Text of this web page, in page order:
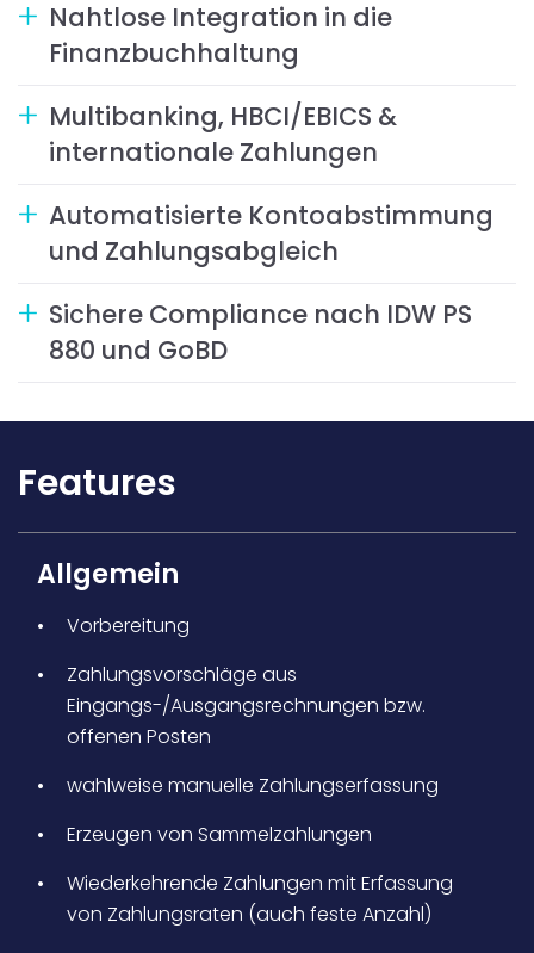
Nahtlose Integration in die
Finanzbuchhaltung
Multibanking, HBCI/EBICS &
internationale Zahlungen
Automatisierte Kontoabstimmung
und Zahlungsabgleich
Sichere Compliance nach IDW PS
880 und GoBD
Features
Allgemein
Vorbereitung
Zahlungsvorschläge aus
Eingangs-/Ausgangsrechnungen bzw.
offenen Posten
wahlweise manuelle Zahlungserfassung
Erzeugen von Sammelzahlungen
Wiederkehrende Zahlungen mit Erfassung
von Zahlungsraten (auch feste Anzahl)